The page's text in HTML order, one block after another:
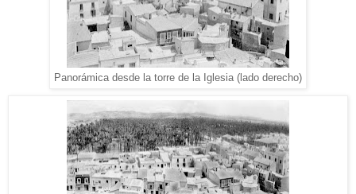
Panorámica desde la torre de la Iglesia (lado derecho)